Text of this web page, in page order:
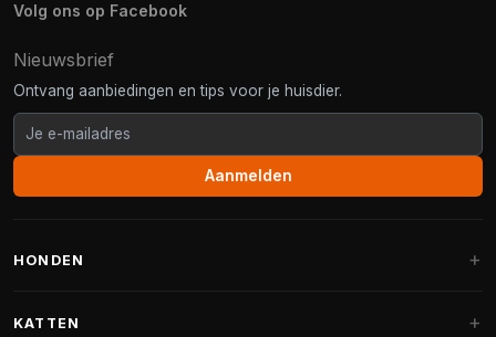
Volg ons op Facebook
Nieuwsbrief
Ontvang aanbiedingen en tips voor je huisdier.
Aanmelden
HONDEN
KATTEN